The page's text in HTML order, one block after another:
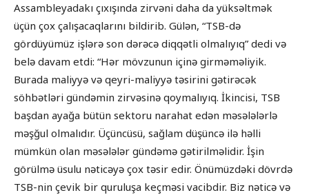
Assambleyadakı çıxışında zirvəni daha da yüksəltmək
üçün çox çalışacaqlarını bildirib. Gülən, “TSB-də
gördüyümüz işlərə son dərəcə diqqətli olmalıyıq” dedi və
belə davam etdi: “Hər mövzunun içinə girməməliyik.
Burada maliyyə və qeyri-maliyyə təsirini gətirəcək
söhbətləri gündəmin zirvəsinə qoymalıyıq. İkincisi, TSB
başdan ayağa bütün sektoru narahat edən məsələlərlə
məşğul olmalıdır. Üçüncüsü, sağlam düşüncə ilə həlli
mümkün olan məsələlər gündəmə gətirilməlidir. İşin
görülmə üsulu nəticəyə çox təsir edir. Önümüzdəki dövrdə
TSB-nin çevik bir quruluşa keçməsi vacibdir. Biz nəticə və